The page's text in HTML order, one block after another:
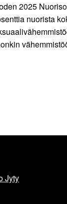
2025
nuorista
Jyty